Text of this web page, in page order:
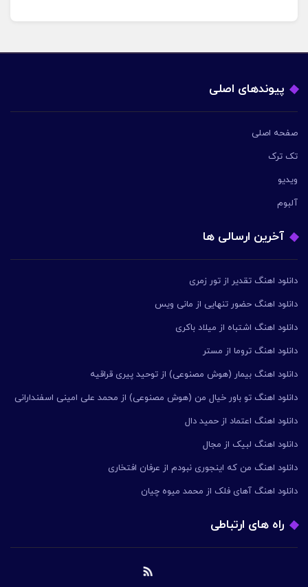
پیوندهای اصلی
صفحه اصلی
تک ترک
ویدیو
آلبوم
آخرین ارسالی ها
دانلود اهنگ تقدیر از تور زمری
دانلود اهنگ حضور تنهایی از مانی ویس
دانلود اهنگ اشتباه از میلاد باکری
دانلود اهنگ تروما از مستر
دانلود اهنگ بیمار (هوش مصنوعی) از توحید پیری قراقیه
دانلود اهنگ تو باور خیال من (هوش مصنوعی) از محمد علی امینی اسفندارانی
دانلود اهنگ اعتماد از حمید دال
دانلود اهنگ لبیک از مجال
دانلود اهنگ من که اینجوری نبودم از عرفان افتخاری
دانلود اهنگ آهای فلک از محمد میوه چیان
راه های ارتباطی